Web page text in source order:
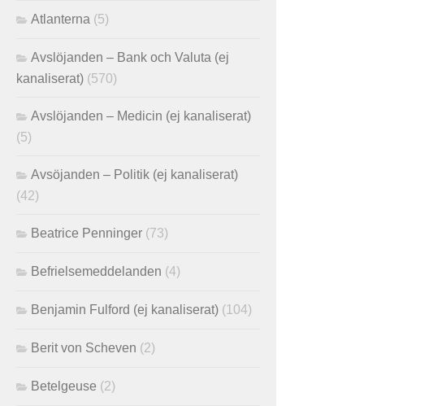
Atlanterna (5)
Avslöjanden – Bank och Valuta (ej
kanaliserat) (570)
Avslöjanden – Medicin (ej kanaliserat)
(5)
Avsöjanden – Politik (ej kanaliserat)
(42)
Beatrice Penninger (73)
Befrielsemeddelanden (4)
Benjamin Fulford (ej kanaliserat) (104)
Berit von Scheven (2)
Betelgeuse (2)